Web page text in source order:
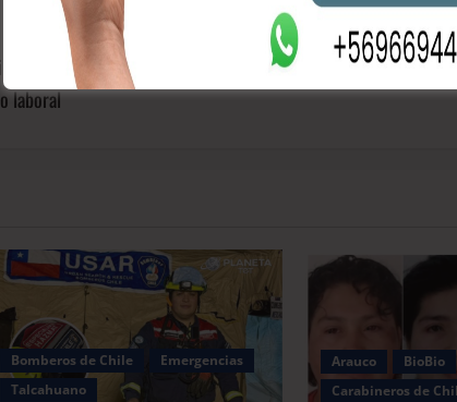
a huelga legal
laboral
Golpe al Bolsillo: Parafina, Gasolina y Diésel
Bomberos de Chile
Emergencias
Talcahuano
Arauco
BioBio
Carabineros de